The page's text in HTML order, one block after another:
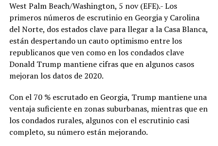
West Palm Beach/Washington, 5 nov (EFE).- Los
primeros números de escrutinio en Georgia y Carolina
del Norte, dos estados clave para llegar a la Casa Blanca,
están despertando un cauto optimismo entre los
republicanos que ven como en los condados clave
Donald Trump mantiene cifras que en algunos casos
mejoran los datos de 2020.
Con el 70 % escrutado en Georgia, Trump mantiene una
ventaja suficiente en zonas suburbanas, mientras que en
los condados rurales, algunos con el escrutinio casi
completo, su número están mejorando.